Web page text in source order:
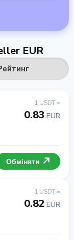
EUR
1 USDT =
0.83 EUR
Обміняти
1 USDT =
0.82 EUR